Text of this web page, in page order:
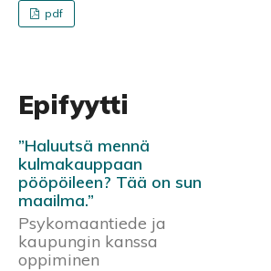
pdf
Epifyytti
”Haluutsä mennä
kulmakauppaan
pööpöileen? Tää on sun
maailma.”
Psykomaantiede ja
kaupungin kanssa
oppiminen